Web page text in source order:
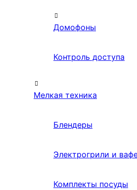
Домофоны
Контроль доступа
Мелкая техника
Блендеры
Электрогрили и
Комплекты посуды